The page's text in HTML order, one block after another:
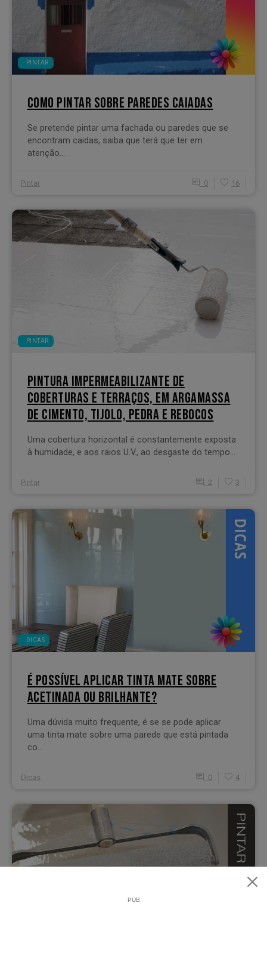
PINTAR
COMO PINTAR SOBRE PAREDES CAIADAS
Se pretende pintar uma fachada ou paredes que se
encontram caidas, saiba que terá que ter em
atenção...
Pintar 0 16
PINTAR
PINTURA IMPERMEABILIZANTE DE
COBERTURAS E TERRAÇOS, EM ARGAMASSA
DE CIMENTO, TIJOLO, PEDRA E REBOCOS
Uma cobertura horizontal é constantemente exposta
à humidade, e aos raios U.V., ao desgaste do tempo...
Pintar 2 3
DICAS
É POSSÍVEL APLICAR TINTA MATE SOBRE
ACETINADA OU BRILHANTE?
Uma dúvida muito frequente, é se se pode aplicar
uma tinta mate sobre uma parede que está pintada
co...
Dicas 0 4